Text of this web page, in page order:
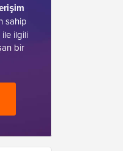
sahip
ilgili
bir